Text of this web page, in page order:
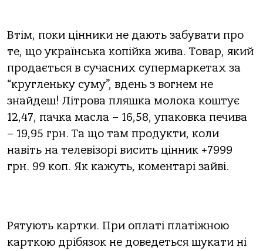
Втім, поки цінники не дають забувати про
те, що українська копійка жива. Товар, який
продається в сучасних супермаркетах за
“кругленьку суму”, вдень з вогнем не
знайдеш! Літрова пляшка молока коштує
12,47, пачка масла – 16,58, упаковка печива
– 19,95 грн. Та що там продукти, коли
навіть на телевізорі висить цінник +7999
грн. 99 коп. Як кажуть, коментарі зайві.
Рятують картки. При оплаті платіжною
карткою дрібязок не доведеться шукати ні